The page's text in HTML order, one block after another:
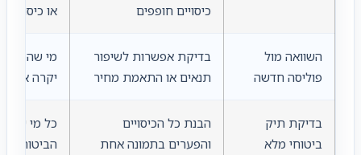
כיסויים חופפים
או כיסוי
השוואה מול
פוליסה חדשה
בדיקת אפשרות לשיפור
תנאים או התאמת מחיר
מי
יקרה או
בדיקת תיק
ביטוחי מלא
הבנת כל הכיסויים
והפערים בתמונה אחת
כל מי
הביטוחים